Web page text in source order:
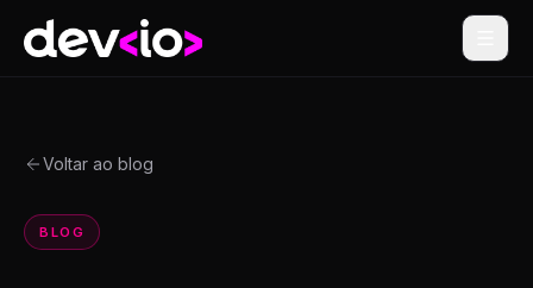
Devio
Voltar ao blog
BLOG